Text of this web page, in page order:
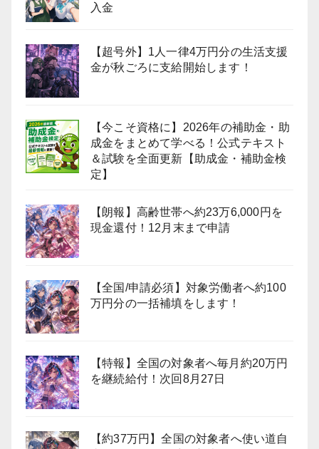
入金
【超号外】1人一律4万円分の生活支援
金が秋ごろに支給開始します！
【今こそ資格に】2026年の補助金・助
成金をまとめて学べる！公式テキスト
＆試験を全面更新【助成金・補助金検
定】
【朗報】高齢世帯へ約23万6,000円を
現金還付！12月末まで申請
【全国/申請必須】対象労働者へ約100
万円分の一括補填をします！
【特報】全国の対象者へ毎月約20万円
を継続給付！次回8月27日
【約37万円】全国の対象者へ使い道自